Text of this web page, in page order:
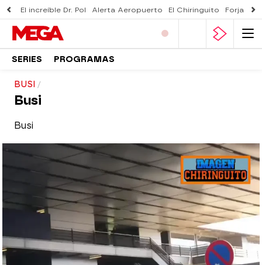
El increíble Dr. Pol Alerta Aeropuerto El Chiringuito Forjado
SERIES PROGRAMAS
BUSI
Busi
Busi
El Chiringuito
Publicado:13 de marzo de 2023, 15:05